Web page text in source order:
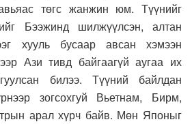
төгс жанжин юм. Түүнийг
Бээжинд шилжүүлсэн, алтан
хууль бусаар авсан хэмээн
Ази тивд байгаагүй аугаа их
билээ. Түүний байлдан
зогсохгуй Вьетнам, Бирм,
арал хүрч байв. Мөн Японыг